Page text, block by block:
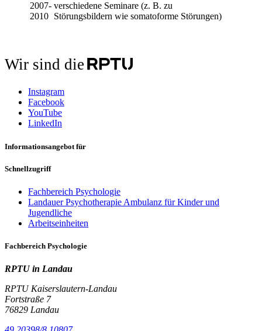
2007-
2010
verschiedene Seminare (z. B. zu
Störungsbildern wie somatoforme Störungen)
Wir sind die
Instagram
Facebook
YouTube
LinkedIn
Informationsangebot für
Schnellzugriff
Fachbereich Psychologie
Landauer Psychotherapie Ambulanz für Kinder und
Jugendliche
Arbeitseinheiten
Fachbereich Psychologie
RPTU in Landau
RPTU Kaiserslautern-Landau
Fortstraße 7
76829 Landau